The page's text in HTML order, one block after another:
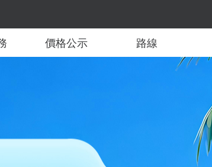
價格公示 路線